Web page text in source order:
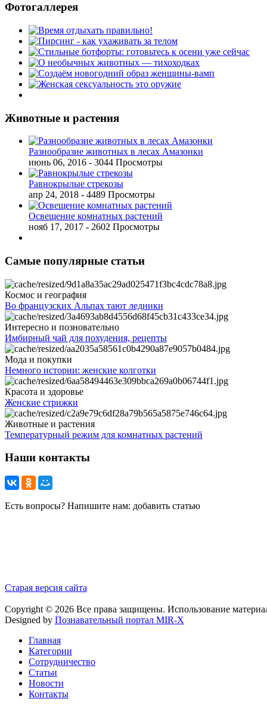
Фотогаллерея
Животные и растения
Разнообразие животных в лесах Амазонки
июнь 06, 2016 - 3044 Просмотры
Равнокрылые стрекозы
апр 24, 2018 - 4489 Просмотры
Освещение комнатных растений
нояб 17, 2017 - 2602 Просмотры
Самые популярные статьи
Космос и география
Во французских Альпах тают ледники
Интересно и позновательно
Имбирный чай для похудения, рецепты
Мода и покупки
Немного истории: женские колготки
Красота и здоровье
Женские стрижки
Животные и растения
Температурный режим для комнатных растений
Наши контакты
Есть вопросы? Напишите нам: добавить статью
Старая версия сайта
Copyright © 2026 Все права защищены. Использование
Designed by Познавательный портал MIR-X
Главная
Категории
Сотрудничество
Статьи
Новости
Контакты